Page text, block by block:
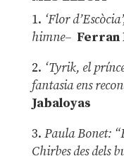
1. ‘Flor
himne– Ferran
2. ‘Tyrik, el
fantasia ens
Jabaloyas
3. Paula Bonet:
Chirbes des dels